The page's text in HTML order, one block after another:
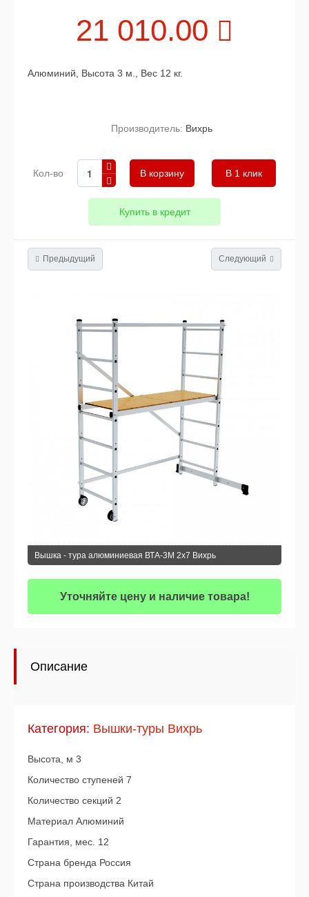
21 010.00
Алюминий, Высота 3 м., Вес 12 кг.
Производитель: Вихрь
Кол-во В 1 клик
Купить в кредит
Предыдущий Следующий
Вышка - тура алюминиевая ВТА-3М 2х7 Вихрь
Уточняйте цену и наличие товара!
Описание
Категория: Вышки-туры Вихрь
Высота, м 3
Количество ступеней 7
Количество секций 2
Материал Алюминий
Гарантия, мес. 12
Страна бренда Россия
Страна производства Китай